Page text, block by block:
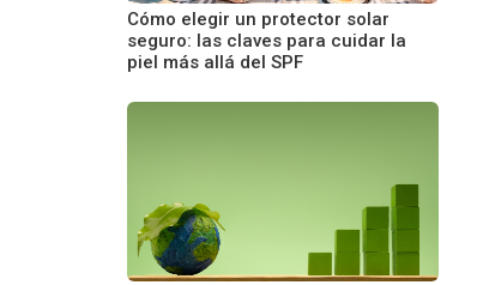
Cómo elegir un protector solar
seguro: las claves para cuidar la
piel más allá del SPF